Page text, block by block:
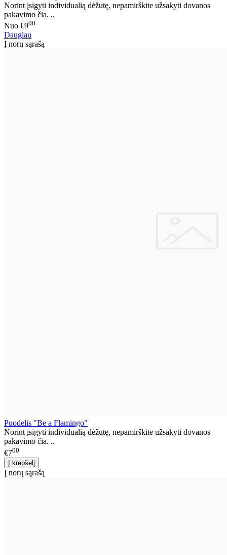
Norint įsigyti individualią dėžutę, nepamirškite užsakyti dovanos
pakavimo čia. ..
Nuo €900
Daugiau
Į norų sąrašą
Puodelis "Be a Flamingo"
Norint įsigyti individualią dėžutę, nepamirškite užsakyti dovanos
pakavimo čia. ..
€700
Į norų sąrašą